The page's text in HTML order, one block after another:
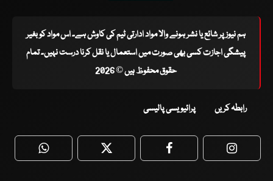
ہم نیوز پر شائع یا نشر ہونے والا مواد ادارتی ٹیم کی کاوش ہے۔ اس مواد کو بغیر
پیشگی اجازت کسی بھی صورت میں استعمال یا نقل کرنا درست نہیں۔ تمام
حقوق محفوظ ہیں © 2026
رابطہ کریں پرائیویسی پالیسی
WhatsApp Twitter Facebook